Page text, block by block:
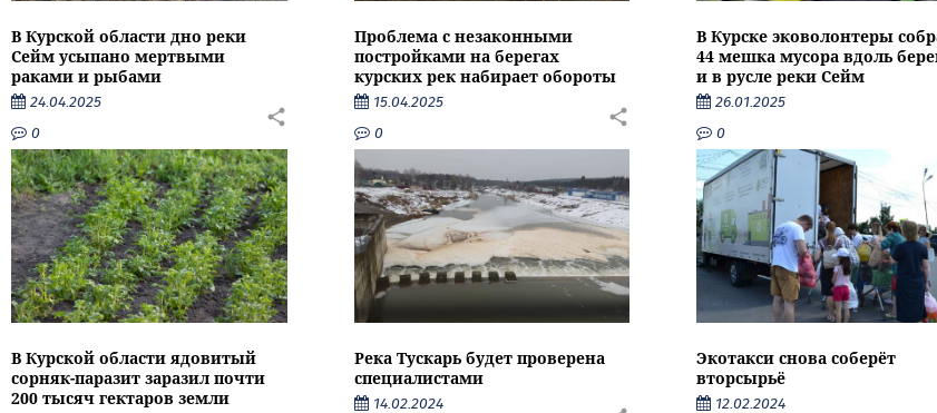
В Курской области дно реки
Сейм усыпано мертвыми
раками и рыбами
24.04.2025
0
Проблема с незаконными
постройками на берегах
курских рек набирает обороты
15.04.2025
0
В Курске эковолонтеры
44 мешка мусора вдоль
и в русле реки Сейм
26.01.2025
0
В Курской области ядовитый
сорняк-паразит заразил почти
200 тысяч гектаров земли
Река Тускарь будет проверена
специалистами
14.02.2024
Экотакси снова соберёт
вторсырьё
12.02.2024